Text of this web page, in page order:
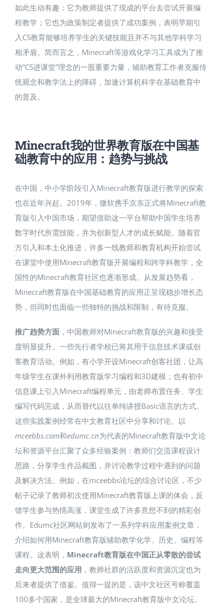
如此生动有趣；它为教师提供了现成的平台去尝试开展编
程教学；它也为政策制定者提供了成功案例，表明早期引
入CS教育能够培养学生的关键技能且并不与其他学科学习
相矛盾。简而言之，Minecraft等游戏化学习工具成为了推
动“CS进课堂”理念的一股重要力量，辅助教育工作者克服传
统观念和教学法上的障碍，加速计算机科学在基础教育中
的普及。
Minecraft我的世界教育版在中国基
础教育中的应用：趋势与挑战
在中国，中小学阶段引入Minecraft教育版进行教学的探索
也在近年兴起。2019年，微软携手京东正式将Minecraft教
育版引入中国市场，期望借助这一平台帮助中国学生培养
数字时代所需技能，并为创新型人才的成长赋能​。随着官
方引入和本土化推进，许多一线教师和教育机构开始尝试
在课堂中使用Minecraft教育版开展编程和跨学科教学，全
国性的Minecraft教育社区也逐渐形成。从发展趋势看，
Minecraft教育版在中国基础教育的应用正呈现稳步增长态
势，但同时也面临一些独特的挑战和限制，有待克服。
推广趋势方面，中国教师对Minecraft教育版的兴趣和接受
度明显提升。一些先行者学校已将其用于信息技术课或创
客教育活动。例如，有小学开设Minecraft创客社团，让高
年级学生在课外利用教育版学习编程和3D建模；也有初中
信息课上引入Minecraft编程单元，由老师布置任务、学生
编写代码完成，从而替代以往单纯讲授Basic语言的方式。
这些实践案例经常在中文教育社区中分享和讨论。以
mceebbs.com和edumc.cn为代表的Minecraft教育版中文论
坛和资源平台汇聚了众多经验案例：教师们交流课程设计
思路，分享学生作品截图，并讨论教学过程中遇到的问题
及解决方法。例如，在mceebbs论坛的综合讨论区，不少
帖子记录了教师初次使用Minecraft教育版上课的体会，反
馈学生参与热情高涨，课堂生成了许多意想不到的精彩创
作。Edumc社区网站则发布了一系列学科应用案例文章，
介绍如何用Minecraft教育版辅助教学化学、历史、编程等
课程。这表明， Minecraft教育版在中国正从零散的尝试
走向更大范围的应用 ，教师社群的活跃度和资源沉淀也为
后来者提供了借鉴。值得一提的是，该中文社区号称覆盖
100多个国家，是全球最大的Minecraft教育版中文论坛。